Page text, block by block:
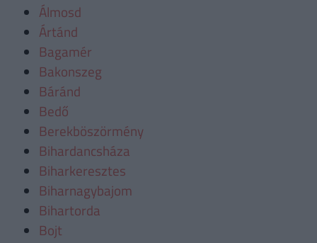
Álmosd
Ártánd
Bagamér
Bakonszeg
Báránd
Bedő
Berekböszörmény
Bihardancsháza
Biharkeresztes
Biharnagybajom
Bihartorda
Bojt